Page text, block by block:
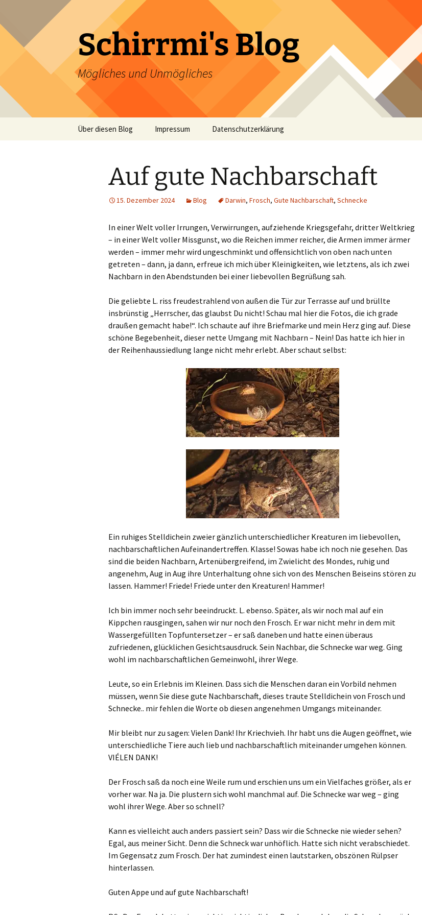
springen
Schirrmi's Blog
Mögliches und Unmögliches
Über diesen Blog Impressum Datenschutzerklärung
Auf gute Nachbarschaft
15. Dezember 2024 Blog Darwin, Frosch, Gute Nachbarschaft, Schnecke
In einer Welt voller Irrungen, Verwirrungen, aufziehende Kriegsgefahr, dritter Weltkrieg
– in einer Welt voller Missgunst, wo die Reichen immer reicher, die Armen immer ärmer
werden – immer mehr wird ungeschminkt und offensichtlich von oben nach unten
getreten – dann, ja dann, erfreue ich mich über Kleinigkeiten, wie letztens, als ich zwei
Nachbarn in den Abendstunden bei einer liebevollen Begrüßung sah.
Die geliebte L. riss freudestrahlend von außen die Tür zur Terrasse auf und brüllte
insbrünstig „Herrscher, das glaubst Du nicht! Schau mal hier die Fotos, die ich grade
draußen gemacht habe!“. Ich schaute auf ihre Briefmarke und mein Herz ging auf. Diese
schöne Begebenheit, dieser nette Umgang mit Nachbarn – Nein! Das hatte ich hier in
der Reihenhaussiedlung lange nicht mehr erlebt. Aber schaut selbst:
Ein ruhiges Stelldichein zweier gänzlich unterschiedlicher Kreaturen im liebevollen,
nachbarschaftlichen Aufeinandertreffen. Klasse! Sowas habe ich noch nie gesehen. Das
sind die beiden Nachbarn, Artenübergreifend, im Zwielicht des Mondes, ruhig und
angenehm, Aug in Aug ihre Unterhaltung ohne sich von des Menschen Beiseins stören zu
lassen. Hammer! Friede! Friede unter den Kreaturen! Hammer!
Ich bin immer noch sehr beeindruckt. L. ebenso. Später, als wir noch mal auf ein
Kippchen rausgingen, sahen wir nur noch den Frosch. Er war nicht mehr in dem mit
Wassergefüllten Topfuntersetzer – er saß daneben und hatte einen überaus
zufriedenen, glücklichen Gesichtsausdruck. Sein Nachbar, die Schnecke war weg. Ging
wohl im nachbarschaftlichen Gemeinwohl, ihrer Wege.
Leute, so ein Erlebnis im Kleinen. Dass sich die Menschen daran ein Vorbild nehmen
müssen, wenn Sie diese gute Nachbarschaft, dieses traute Stelldichein von Frosch und
Schnecke.. mir fehlen die Worte ob diesen angenehmen Umgangs miteinander.
Mir bleibt nur zu sagen: Vielen Dank! Ihr Kriechvieh. Ihr habt uns die Augen geöffnet, wie
unterschiedliche Tiere auch lieb und nachbarschaftlich miteinander umgehen können.
VIÉLEN DANK!
Der Frosch saß da noch eine Weile rum und erschien uns um ein Vielfaches größer, als er
vorher war. Na ja. Die plustern sich wohl manchmal auf. Die Schnecke war weg – ging
wohl ihrer Wege. Aber so schnell?
Kann es vielleicht auch anders passiert sein? Dass wir die Schnecke nie wieder sehen?
Egal, aus meiner Sicht. Denn die Schneck war unhöflich. Hatte sich nicht verabschiedet.
Im Gegensatz zum Frosch. Der hat zumindest einen lautstarken, obszönen Rülpser
hinterlassen.
Guten Appe und auf gute Nachbarschaft!